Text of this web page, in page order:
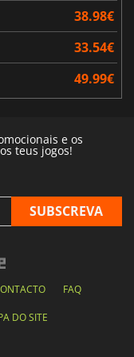
38.98€
33.54€
49.99€
e os
teus jogos!
FAQ
DO SITE